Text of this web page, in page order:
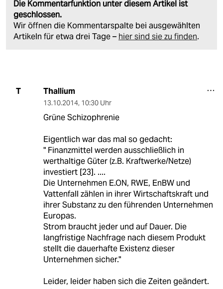
Die Kommentarfunktion unter diesem Artikel ist
geschlossen.
Wir öffnen die Kommentarspalte bei ausgewählten
Artikeln für etwa drei Tage – hier sind sie zu finden.
T Thallium
13.10.2014, 10:30 Uhr
Grüne Schizophrenie
Eigentlich war das mal so gedacht:
" Finanzmittel werden ausschließlich in
werthaltige Güter (z.B. Kraftwerke/Netze)
investiert [23]. ....
Die Unternehmen E.ON, RWE, EnBW und
Vattenfall zählen in ihrer Wirtschaftskraft und
ihrer Substanz zu den führenden Unternehmen
Europas.
Strom braucht jeder und auf Dauer. Die
langfristige Nachfrage nach diesem Produkt
stellt die dauerhafte Existenz dieser
Unternehmen sicher."
Leider, leider haben sich die Zeiten geändert.